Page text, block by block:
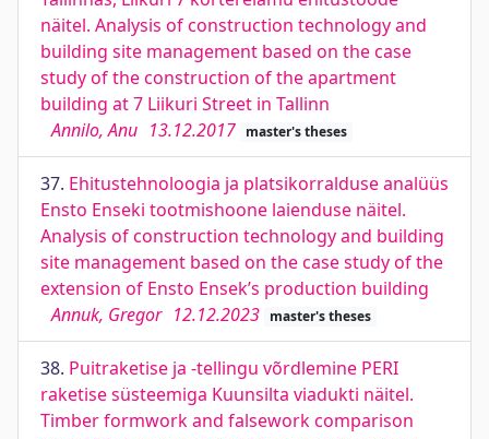
näitel. Analysis of construction technology and
building site management based on the case
study of the construction of the apartment
building at 7 Liikuri Street in Tallinn
Annilo, Anu 13.12.2017 master's theses
37. Ehitustehnoloogia ja platsikorralduse analüüs
Ensto Enseki tootmishoone laienduse näitel.
Analysis of construction technology and building
site management based on the case study of the
extension of Ensto Ensek’s production building
Annuk, Gregor 12.12.2023 master's theses
38. Puitraketise ja -tellingu võrdlemine PERI
raketise süsteemiga Kuunsilta viadukti näitel.
Timber formwork and falsework comparison